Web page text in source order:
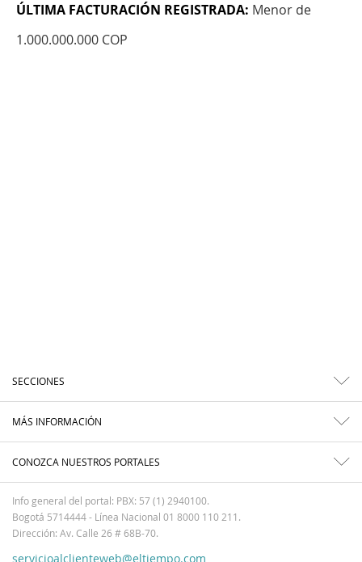
ÚLTIMA FACTURACIÓN REGISTRADA: Menor de
1.000.000.000 COP
SECCIONES
MÁS INFORMACIÓN
CONOZCA NUESTROS PORTALES
Info general del portal: PBX: 57 (1) 2940100.
Bogotá 5714444 - Línea Nacional 01 8000 110 211.
Dirección: Av. Calle 26 # 68B-70.
servicioalclienteweb@eltiempo.com